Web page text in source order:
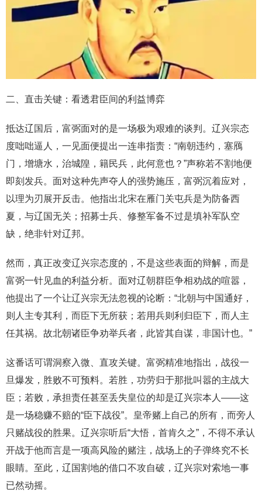
二、直击关键：看透君臣间的利益博弈
抵达辽国后，富弼面对的是一场极为艰难的谈判。辽兴宗态
度咄咄逼人，一见面便提出一连串指责：“南朝违约，塞鴈
门，增塘水，治城隍，籍民兵，此何意也？”声称若不割地便
即刻发兵。面对这种先声夺人的强势施压，富弼沉着应对，
以理为刃展开反击。他指出北宋在雁门关屯兵是为防备西
夏，与辽国无关；招募士兵、修整军备不过是填补军队空
缺，绝非针对辽邦。
然而，真正改变辽兴宗态度的，不是这些表面的辩解，而是
富弼一针见血的利益分析。面对辽朝群臣争相劝战的喧嚣，
他提出了一个让辽兴宗无法忽视的论断：“北朝与中国通好，
则人主专其利，而臣下无所获；若用兵则利归臣下，而人主
任其祸。故北朝诸臣争劝举兵者，此皆其自谋，非国计也。”
这番话可谓洞察入微、直攻关键。富弼精准地指出，战役一
旦爆发，胜败不可预料。若胜，功劳归于那批叫嚣的主战大
臣；若败，承担责任甚至丢失皇位的却是辽兴宗本人——这
是一场稳赚不赔的“臣下战役”。皇帝赌上自己的所有，而旁人
只赌战役的胜果。辽兴宗听后“大悟，首肯久之”，不得不承认
开战于他而言是一项高风险的赌注，战场上的子弹终究不长
眼睛。至此，辽国割地的借口不攻自破，辽兴宗对索地一事
已然动摇。